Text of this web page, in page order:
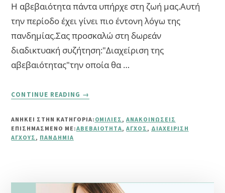
Η αβεβαιότητα πάντα υπήρχε στη ζωή μας.Αυτή
την περίοδο έχει γίνει πιο έντονη λόγω της
πανδημίας.Σας προσκαλώ στη δωρεάν
διαδικτυακή συζήτηση:"Διαχείριση της
αβεβαιότητας"την οποία θα …
CONTINUE READING
ABOUT
ΔΙΑΧΕΊΡΙΣΗ
→
ΑΝΗΚΕΙ ΣΤΗΝ ΚΑΤΗΓΟΡΙΑ: ΟΜΙΛΊΕΣ,ΑΝΑΚΟΙΝΏΣΕΙΣ
ΕΠΙΣΗΜΑΣΜΈΝΟ ΜΕ:ΑΒΕΒΑΙΌΤΗΤΑ,ΆΓΧΟΣ, ΔΙΑΧΕΊΡΙΣΗ
ΆΓΧΟΥΣ, ΠΑΝΔΗΜΊΑ